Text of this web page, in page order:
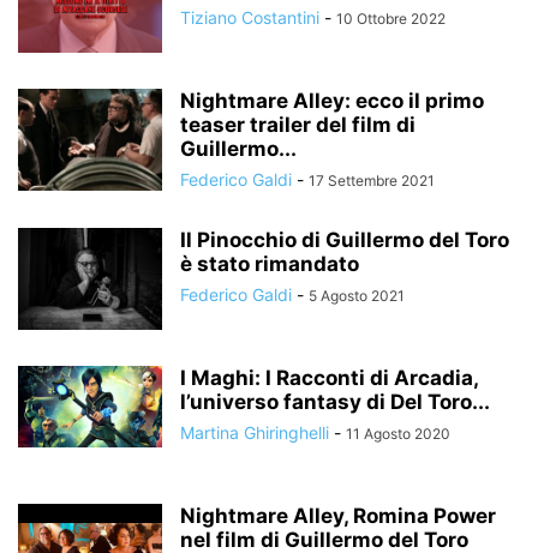
Tiziano Costantini - 10 Ottobre 2022
Nightmare Alley: ecco il primo
teaser trailer del film di
Guillermo...
Federico Galdi - 17 Settembre 2021
Il Pinocchio di Guillermo del Toro
è stato rimandato
Federico Galdi - 5 Agosto 2021
I Maghi: I Racconti di Arcadia,
l’universo fantasy di Del Toro...
Martina Ghiringhelli - 11 Agosto 2020
Nightmare Alley, Romina Power
nel film di Guillermo del Toro